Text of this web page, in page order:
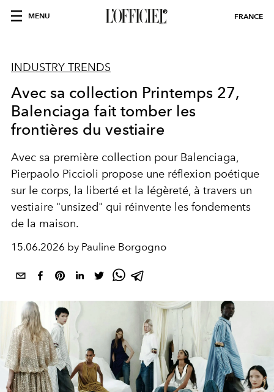
MENU FRANCE
INDUSTRY TRENDS
Avec sa collection Printemps 27,
Balenciaga fait tomber les
frontières du vestiaire
Avec sa première collection pour Balenciaga,
Pierpaolo Piccioli propose une réflexion poétique
sur le corps, la liberté et la légèreté, à travers un
vestiaire "unsized" qui réinvente les fondements
de la maison.
15.06.2026 by Pauline Borgogno